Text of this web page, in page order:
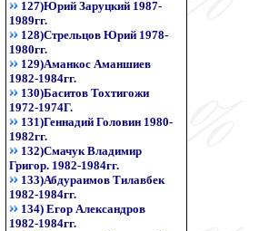
127)Юрий Заруцкий 1987-
1989гг.
128)Стрельцов Юрий 1978-
1980гг.
129)Аманкос Аманшиев
1982-1984гг.
130)Баситов Тохтигожи
1972-1974Г.
131)Геннадий Головин 1980-
1982гг.
132)Смачук Владимир
Григор. 1982-1984гг.
133)Абдураимов Тилавбек
1982-1984гг.
134) Егор Александров
1982-1984гг.